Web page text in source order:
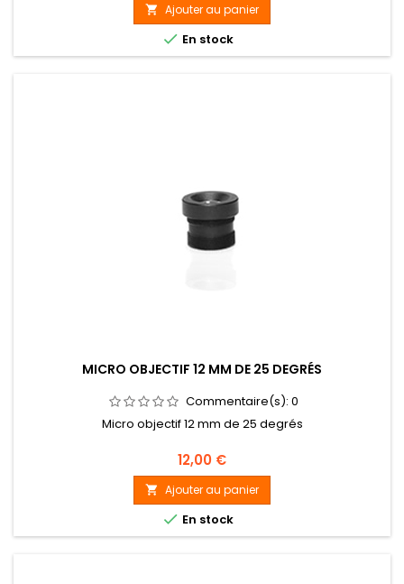
 Ajouter au panier
 En stock
MICRO OBJECTIF 12 MM DE 25 DEGRÉS
Commentaire(s): 0
Micro objectif 12 mm de 25 degrés
Prix
12,00 €
 Ajouter au panier
 En stock